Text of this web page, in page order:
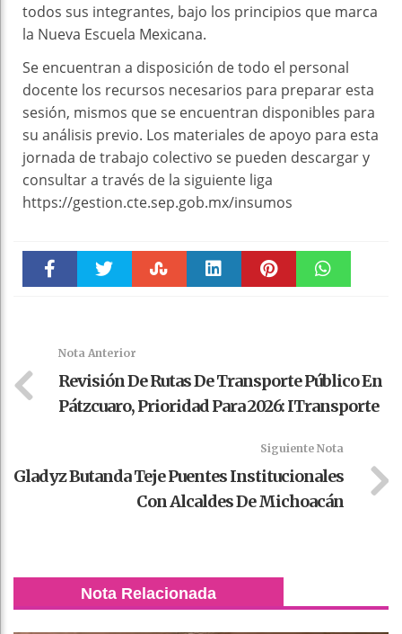
todos sus integrantes, bajo los principios que marca
la Nueva Escuela Mexicana.
Se encuentran a disposición de todo el personal
docente los recursos necesarios para preparar esta
sesión, mismos que se encuentran disponibles para
su análisis previo. Los materiales de apoyo para esta
jornada de trabajo colectivo se pueden descargar y
consultar a través de la siguiente liga
https://gestion.cte.sep.gob.mx/insumos
Nota Anterior
Revisión De Rutas De Transporte Público En
Pátzcuaro, Prioridad Para 2026: ITransporte
Siguiente Nota
Gladyz Butanda Teje Puentes Institucionales
Con Alcaldes De Michoacán
Nota Relacionada